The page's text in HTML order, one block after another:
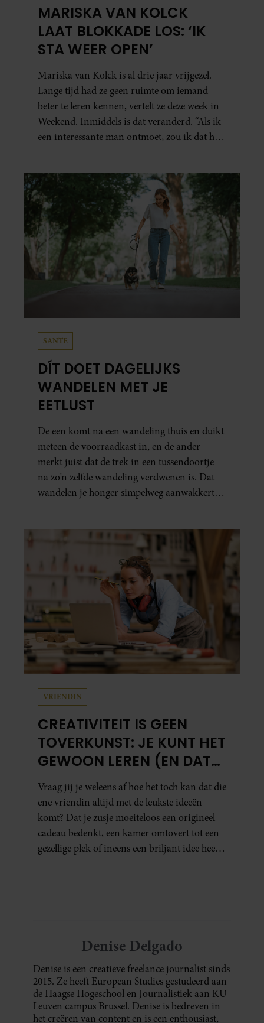
MARISKA VAN KOLCK
LAAT BLOKKADE LOS: ‘IK
STA WEER OPEN’
Mariska van Kolck is al drie jaar vrijgezel.
Lange tijd had ze geen ruimte om iemand
beter te leren kennen, vertelt ze deze week in
Weekend. Inmiddels is dat veranderd. “Als ik
een interessante man ontmoet, zou ik dat heel
SANTE
DÍT DOET DAGELIJKS
WANDELEN MET JE
EETLUST
De een komt na een wandeling thuis en duikt
meteen de voorraadkast in, en de ander
merkt juist dat de trek in een tussendoortje
na zo’n zelfde wandeling verdwenen is. Dat
wandelen je honger simpelweg aanwakkert,
VRIENDIN
CREATIVITEIT IS GEEN
TOVERKUNST: JE KUNT HET
GEWOON LEREN (EN DAT
DOE JE ZO)
Vraag jij je weleens af hoe het toch kan dat die
ene vriendin altijd met de leukste ideeën
komt? Dat je zusje moeiteloos een origineel
cadeau bedenkt, een kamer omtovert tot een
gezellige plek of ineens een briljant idee heeft
Denise Delgado
Denise is een creatieve freelance journalist sinds
2015. Ze heeft European Studies gestudeerd aan
de Haagse Hogeschool en Journalistiek aan KU
Leuven campus Brussel. Denise is bedreven in
het creëren van content en is een enthousiast,